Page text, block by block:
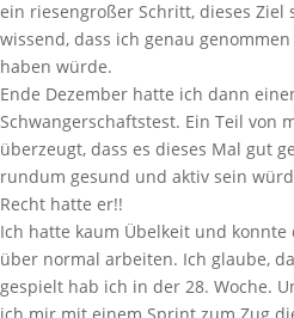
ein riesengroßer Schritt, dieses
wissend, dass ich genau
haben würde.
Ende Dezember hatte ich dann
Schwangerschaftstest. Ein Teil von
überzeugt, dass es dieses Mal gut
rundum gesund und aktiv sein
Recht hatte er!!
Ich hatte kaum Übelkeit und
über normal arbeiten. Ich glaube,
gespielt hab ich in der 28. Woche.